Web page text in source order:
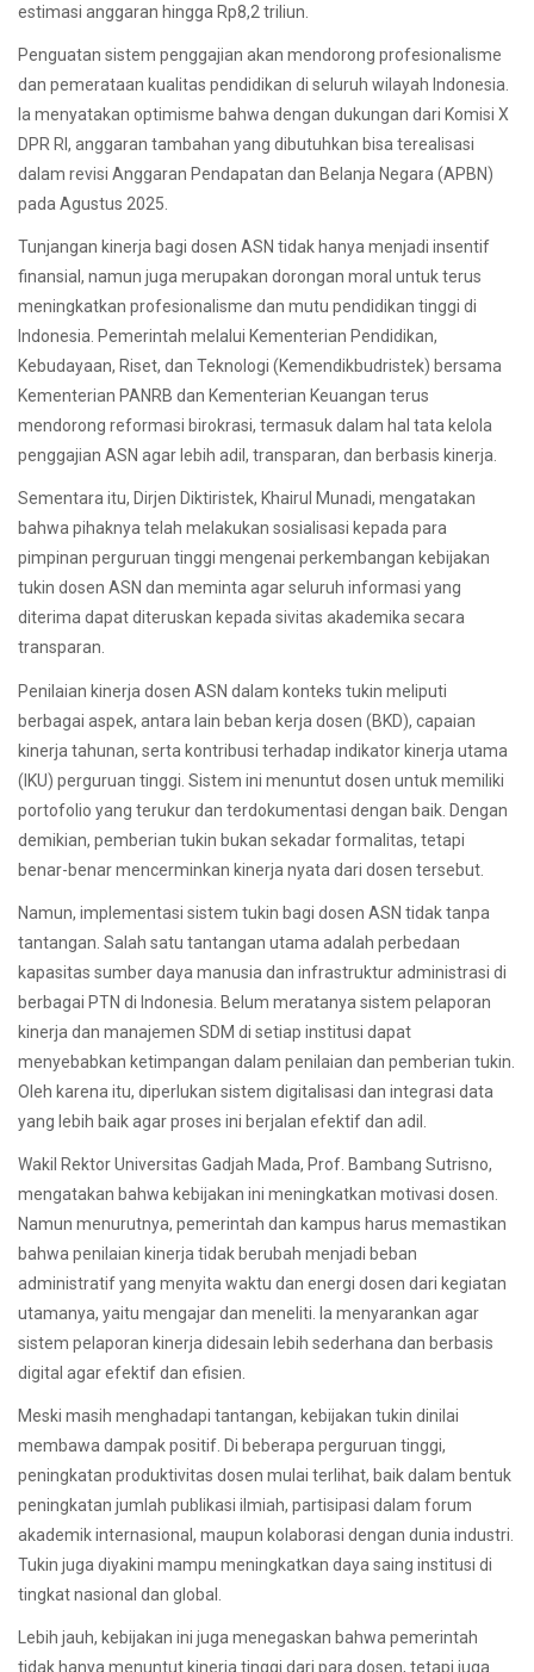
estimasi anggaran hingga Rp8,2 triliun.
Penguatan sistem penggajian akan mendorong profesionalisme
dan pemerataan kualitas pendidikan di seluruh wilayah Indonesia.
Ia menyatakan optimisme bahwa dengan dukungan dari Komisi X
DPR RI, anggaran tambahan yang dibutuhkan bisa terealisasi
dalam revisi Anggaran Pendapatan dan Belanja Negara (APBN)
pada Agustus 2025.
Tunjangan kinerja bagi dosen ASN tidak hanya menjadi insentif
finansial, namun juga merupakan dorongan moral untuk terus
meningkatkan profesionalisme dan mutu pendidikan tinggi di
Indonesia. Pemerintah melalui Kementerian Pendidikan,
Kebudayaan, Riset, dan Teknologi (Kemendikbudristek) bersama
Kementerian PANRB dan Kementerian Keuangan terus
mendorong reformasi birokrasi, termasuk dalam hal tata kelola
penggajian ASN agar lebih adil, transparan, dan berbasis kinerja.
Sementara itu, Dirjen Diktiristek, Khairul Munadi, mengatakan
bahwa pihaknya telah melakukan sosialisasi kepada para
pimpinan perguruan tinggi mengenai perkembangan kebijakan
tukin dosen ASN dan meminta agar seluruh informasi yang
diterima dapat diteruskan kepada sivitas akademika secara
transparan.
Penilaian kinerja dosen ASN dalam konteks tukin meliputi
berbagai aspek, antara lain beban kerja dosen (BKD), capaian
kinerja tahunan, serta kontribusi terhadap indikator kinerja utama
(IKU) perguruan tinggi. Sistem ini menuntut dosen untuk memiliki
portofolio yang terukur dan terdokumentasi dengan baik. Dengan
demikian, pemberian tukin bukan sekadar formalitas, tetapi
benar-benar mencerminkan kinerja nyata dari dosen tersebut.
Namun, implementasi sistem tukin bagi dosen ASN tidak tanpa
tantangan. Salah satu tantangan utama adalah perbedaan
kapasitas sumber daya manusia dan infrastruktur administrasi di
berbagai PTN di Indonesia. Belum meratanya sistem pelaporan
kinerja dan manajemen SDM di setiap institusi dapat
menyebabkan ketimpangan dalam penilaian dan pemberian tukin.
Oleh karena itu, diperlukan sistem digitalisasi dan integrasi data
yang lebih baik agar proses ini berjalan efektif dan adil.
Wakil Rektor Universitas Gadjah Mada, Prof. Bambang Sutrisno,
mengatakan bahwa kebijakan ini meningkatkan motivasi dosen.
Namun menurutnya, pemerintah dan kampus harus memastikan
bahwa penilaian kinerja tidak berubah menjadi beban
administratif yang menyita waktu dan energi dosen dari kegiatan
utamanya, yaitu mengajar dan meneliti. Ia menyarankan agar
sistem pelaporan kinerja didesain lebih sederhana dan berbasis
digital agar efektif dan efisien.
Meski masih menghadapi tantangan, kebijakan tukin dinilai
membawa dampak positif. Di beberapa perguruan tinggi,
peningkatan produktivitas dosen mulai terlihat, baik dalam bentuk
peningkatan jumlah publikasi ilmiah, partisipasi dalam forum
akademik internasional, maupun kolaborasi dengan dunia industri.
Tukin juga diyakini mampu meningkatkan daya saing institusi di
tingkat nasional dan global.
Lebih jauh, kebijakan ini juga menegaskan bahwa pemerintah
tidak hanya menuntut kinerja tinggi dari para dosen, tetapi juga